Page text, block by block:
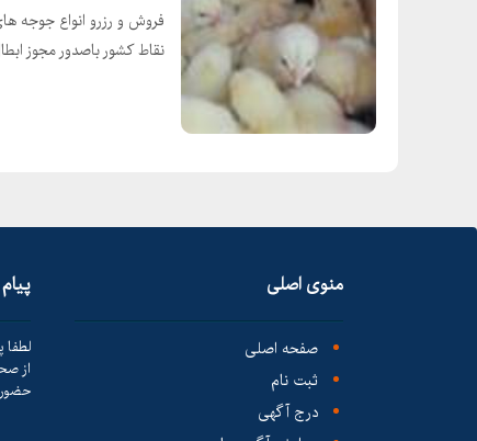
فروش و رزرو انواع جوجه
نقاط کشور باصدور مجوز
منوی اصلی
صفحه اصلی
ثبت نام
درج آگهی
لطفا
از